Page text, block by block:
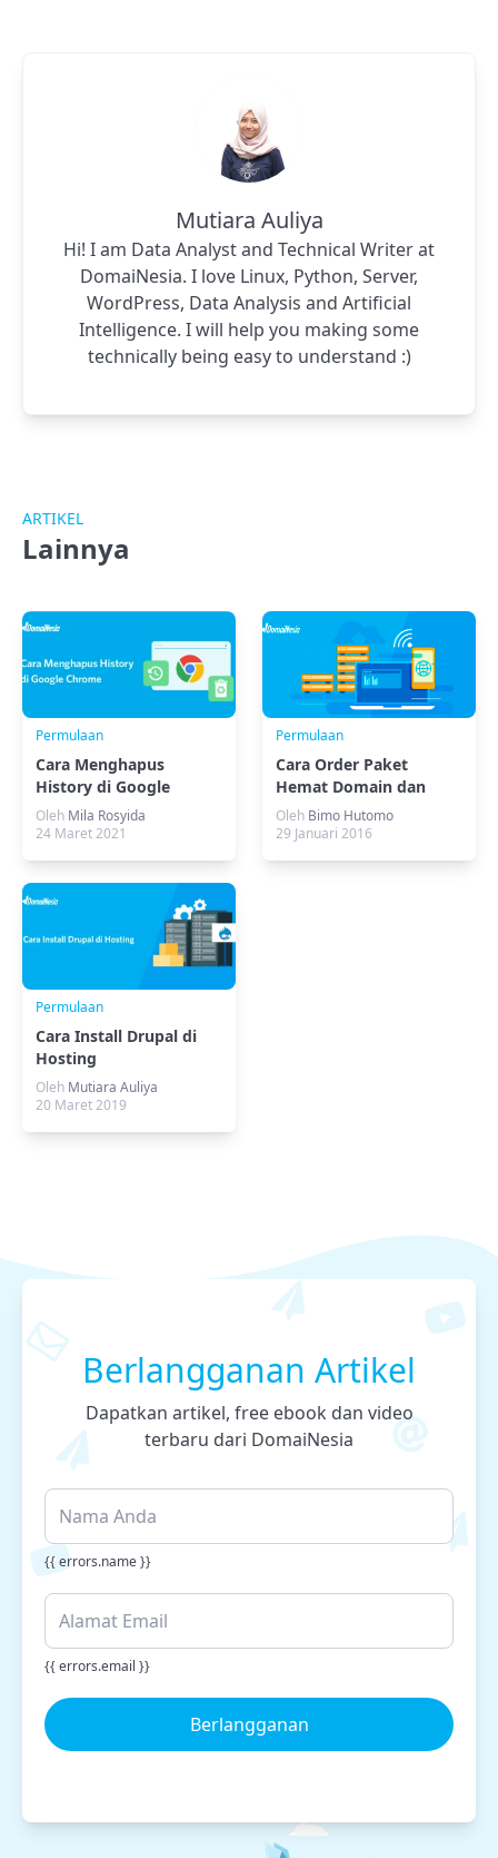
Mutiara Auliya
Hi! I am Data Analyst and Technical Writer at
DomaiNesia. I love Linux, Python, Server,
WordPress, Data Analysis and Artificial
Intelligence. I will help you making some
technically being easy to understand :)
ARTIKEL
Lainnya
Permulaan
Cara Menghapus
History di Google
Chrome
Oleh Mila Rosyida
24 Maret 2021
Permulaan
Cara Order Paket
Hemat Domain dan
Hosting di DomaiNesia
Oleh Bimo Hutomo
29 Januari 2016
Permulaan
Cara Install Drupal di
Hosting
Oleh Mutiara Auliya
20 Maret 2019
Berlangganan Artikel
Dapatkan artikel, free ebook dan video
terbaru dari DomaiNesia
{{ errors.name }}
{{ errors.email }}
Berlangganan